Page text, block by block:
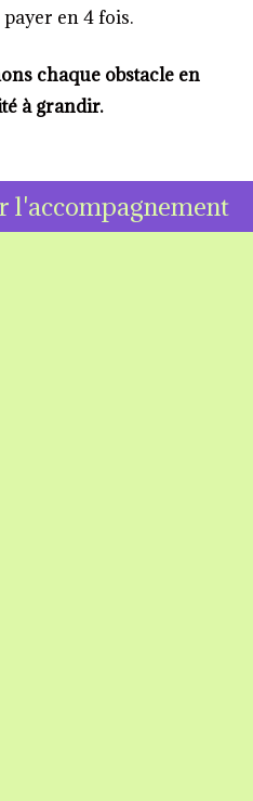
en 4 fois.
chaque obstacle en
à grandir.
l'accompagnement